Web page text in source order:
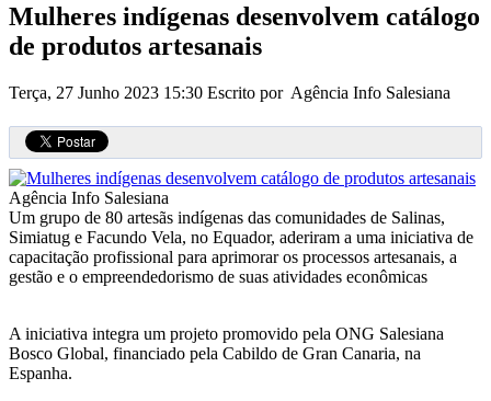
Mulheres indígenas desenvolvem catálogo
de produtos artesanais
Terça, 27 Junho 2023 15:30 Escrito por Agência Info Salesiana
Agência Info Salesiana
Um grupo de 80 artesãs indígenas das comunidades de Salinas,
Simiatug e Facundo Vela, no Equador, aderiram a uma iniciativa de
capacitação profissional para aprimorar os processos artesanais, a
gestão e o empreendedorismo de suas atividades econômicas
A iniciativa integra um projeto promovido pela ONG Salesiana
Bosco Global, financiado pela Cabildo de Gran Canaria, na
Espanha.